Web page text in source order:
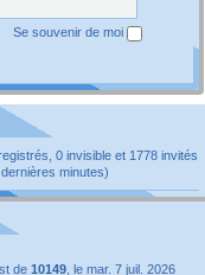
Se souvenir de moi
0 invisible et 1778 invités
minutes)
de 10149 , le mar. 7 juil. 2026